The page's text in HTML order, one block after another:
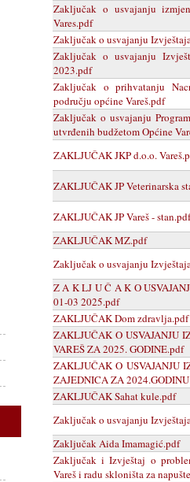
Zaključak o usvajanju
Vares.pdf
Zaključak o usvajanju
Zaključak o usvajanju
2023.pdf
Zaključak o prihvatanju
području općine Vareš.pdf
Zaključak o usvajanju
utvrđenih budžetom Općine
ZAKLJUČAK JKP d.o.o.
ZAKLJUČAK JP Veterinarska
ZAKLJUČAK JP Vareš - stan.pdf
ZAKLJUČAK MZ.pdf
Zaključak o usvajanju
Z A K LJ U Č A K O
01-03 2025.pdf
ZAKLJUČAK Dom zdravlja.pdf
ZAKLJUČAK O USVAJANJU
VAREŠ ZA 2025. GODINE.pdf
ZAKLJUČAK O USVAJANJU
ZAJEDNICA ZA
ZAKLJUČAK Sahat kule.pdf
Zaključak o usvajanju
Zaključak Aida Imamagić.pdf
Zaključak i Izvještaj o
Vareš i radu skloništa za